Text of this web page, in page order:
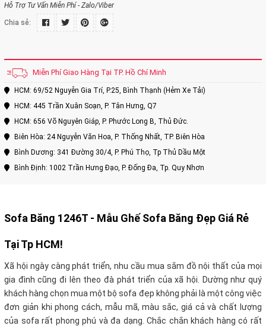
Hỗ Trợ Tư Vấn Miễn Phí - Zalo/Viber
Chia sẻ:
Miễn Phí Giao Hàng Tại TP. Hồ Chí Minh
HCM: 69/52 Nguyễn Gia Trí, P.25, Bình Thạnh (Hẻm Xe Tải)
HCM: 445 Trần Xuân Soạn, P. Tân Hưng, Q7
HCM: 656 Võ Nguyên Giáp, P. Phước Long B, Thủ Đức.
Biên Hòa: 24 Nguyễn Văn Hoa, P. Thống Nhất, TP. Biên Hòa
Bình Dương: 341 Đường 30/4, P. Phú Thọ, Tp Thủ Dầu Một
Bình Định: 1002 Trần Hưng Đạo, P. Đống Đa, Tp. Quy Nhơn
Sofa Băng 1246T - Mẫu Ghế Sofa Băng Đẹp Giá Rẻ
Tại Tp HCM!
Xã hội ngày càng phát triển, nhu cầu mua sắm đồ nội thất của mọi
gia đình cũng đi lên theo đà phát triển của xã hội. Dường như quý
khách hàng chọn mua một bộ sofa đẹp không phải là một công việc
đơn giản khi phong cách, mẫu mã, màu sắc, giá cả và chất lượng
của sofa rất phong phú và đa dạng. Chắc chắn khách hàng có rất